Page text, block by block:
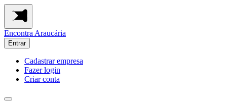
Encontra Araucária
Entrar
Cadastrar empresa
Fazer login
Criar conta